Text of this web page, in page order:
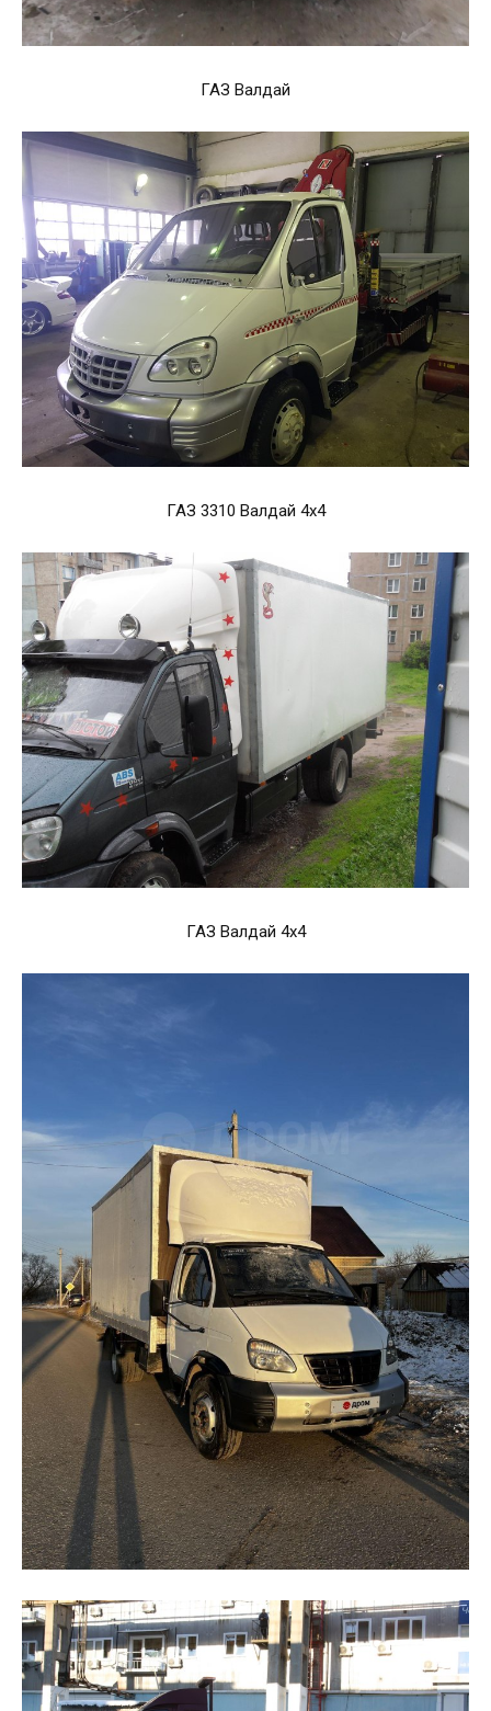
ГАЗ Валдай
ГАЗ 3310 Валдай 4х4
ГАЗ Валдай 4х4